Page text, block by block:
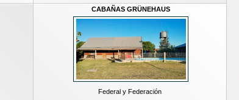
CABAÑAS GRÜNEHAUS
Federal y Federación